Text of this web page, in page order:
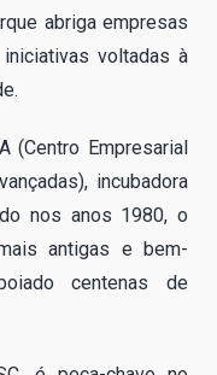
abriga empresas
voltadas à
(Centro Empresarial
incubadora
nos anos 1980, o
antigas e bem-
centenas de